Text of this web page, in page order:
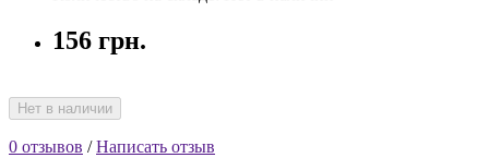
156 грн.
Нет в наличии
0 отзывов /Написать отзыв